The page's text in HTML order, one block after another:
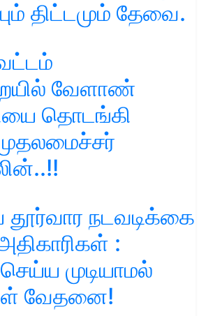
திட்டமும் தேவை.
வேளாண்
தொடங்கி
நடவடிக்கை
:
முடியாமல்
வேதனை!